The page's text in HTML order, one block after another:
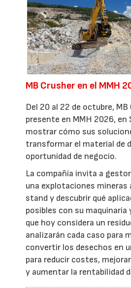
MB Crusher en el MMH
Del 20 al 22 de octubre,
presente en MMH 2026, en
mostrar cómo sus
transformar el material de
oportunidad de negocio.
La compañía invita a
una explotaciones mineras
stand y descubrir qué
posibles con su maquinaria
que hoy considera un
analizarán cada caso para
convertir los desechos en
para reducir costes,
y aumentar la rentabilidad